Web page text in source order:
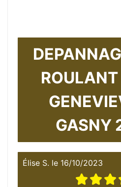
GASNY
Élise S. le 16/10/2023